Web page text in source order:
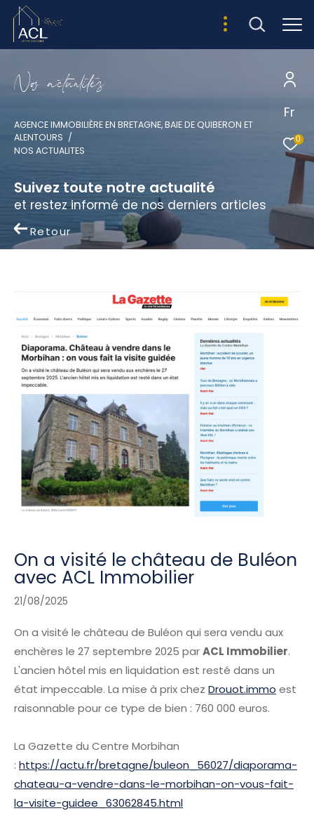
Fr
0
No actuaiés
AGENCE IMMOBILIÈRE EN BRETAGNE, BAIE DE QUIBERON ET
ALENTOURS
NOS ACTUALITES
Suivez toute notre actualité
et restez informé de nos derniers articles
Retour
On a visité le château de Buléon
avec ACL Immobilier
21/08/2025
On a visité le château de Buléon qui sera vendu aux
enchères le 27 septembre 2025 parACL Immobilier.
L'ancien hôtel mis en liquidation est resté dans un
état impeccable. La mise à prix chez Drouot.immo est
raisonnable pour ce type de bien : 760 000 euros.
La Gazette du Centre Morbihan
: https://actu.fr/bretagne/buleon_56027/diaporama-
chateau-a-vendre-dans-le-morbihan-on-vous-fait-
la-visite-guidee_63062845.html